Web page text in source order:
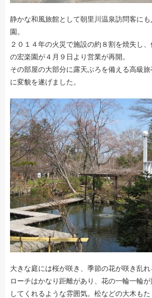
静かな和風旅館として朝里川温泉訪問客に
園。
２０１４年の火災で施設の約８割を焼失し
の宏楽園が４月９日より営業が再開。
その部屋の大部分に露天ぶろを備える高級
に変貌を遂げました。
大きな庭には桜が咲き、季節の花が咲き乱
ローチはかなり距離があり、花の一輪一輪
してくれるような雰囲気。松などの大木も